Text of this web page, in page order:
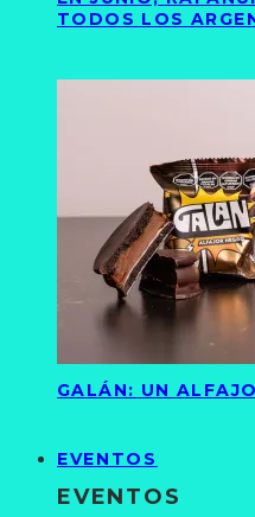
TODOS LOS
GALÁN: UN
EVENTOS
EVENTOS